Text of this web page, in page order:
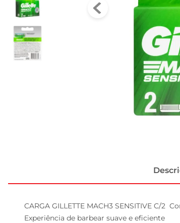
CARGA GILLETTE MACH3 SENSITIVE C/2
Experiência de barbear suave e eficiente